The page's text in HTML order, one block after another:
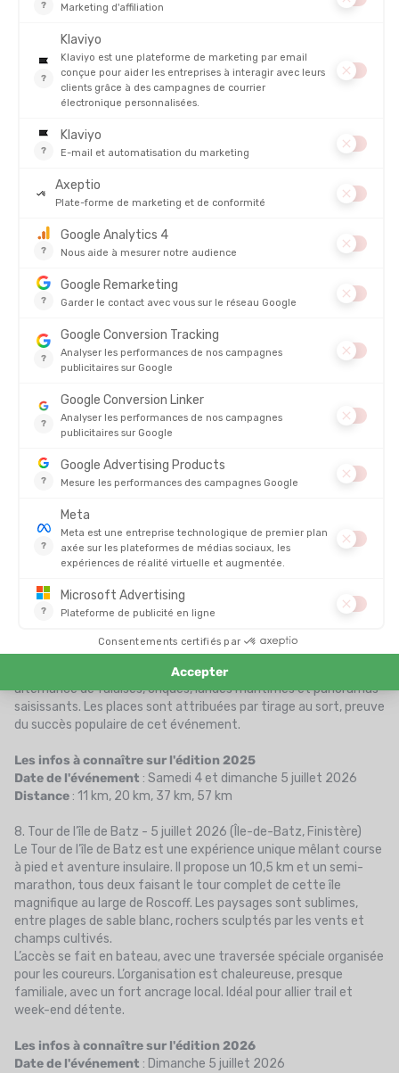
13 et le 26 km. Les parcours sont très physiques, avec des
et technique. Une marche de 12 km est aussi proposée pour les
accompagnants ou les randonneurs.
Les infos à connaître sur l'édition 2026
Distance: 5 km, 13 km, 27 km, 53 km
Ultra Marin® du Golfe du Morbihan est l’un des événements
trail les plus emblématiques de France. Il fête cette année ses
20 ans d’existence avec une édition anniversaire exceptionnelle.
Les distances vont du 29 km au 175 km, avec également un raid
en relais et une marche nordique.
Tous les parcours longent le littoral du Golfe du Morbihan,
alternant plages, chemins côtiers, passages urbains et
défi de taille pour les coureurs de longues distances, avec une
gestion rigoureuse de l’effort, de l’alimentation et du sommeil.
Pour courir ce trail breton dans les meilleures condtions, Tonton
pour l'Ultra Marin®.
Les infos à connaître sur l'édition 2026
Date de l'événement: Du mercredi 24 au dimanche 28 juin
2026
: 29 km, 34 km, 56 km, 70 km, 100 km, 175 km
7. Trail du Bout du Monde - 4 et 5 juillet 2026 (Plouzané,
Finistère)
Trail du Bout du Mondeest un événement réputé pour ses
côte ouest du Finistère, il propose quatre distances : 11 km, 20
km, 37 km et 57 km. Les départs se font depuis le vélodrome de
Plouzané, et les arrivées sont situées à la pointe Saint-Mathieu,
site mythique face à l’océan Atlantique.
Les sentiers du GR34 sont au cœur du parcours, offrant une
alternance de falaises, criques, landes maritimes et panoramas
saisissants. Les places sont attribuées par tirage au sort, preuve
du succès populaire de cet événement.
Les infos à connaître sur l'édition 2025
Date de l'événement : Samedi 4 et dimanche 5 juillet 2026
Distance : 11 km, 20 km, 37 km, 57 km
8. Tour de l’île de Batz - 5 juillet 2026 (Île-de-Batz, Finistère)
Le Tour de l’île de Batz est une expérience unique mêlant course
à pied et aventure insulaire. Il propose un 10,5 km et un semi-
marathon, tous deux faisant le tour complet de cette île
magnifique au large de Roscoff. Les paysages sont sublimes,
entre plages de sable blanc, rochers sculptés par les vents et
champs cultivés.
L’accès se fait en bateau, avec une traversée spéciale organisée
pour les coureurs. L’organisation est chaleureuse, presque
familiale, avec un fort ancrage local. Idéal pour allier trail et
week-end détente.
Les infos à connaître sur l'édition 2026
Date de l'événement : Dimanche 5 juillet 2026